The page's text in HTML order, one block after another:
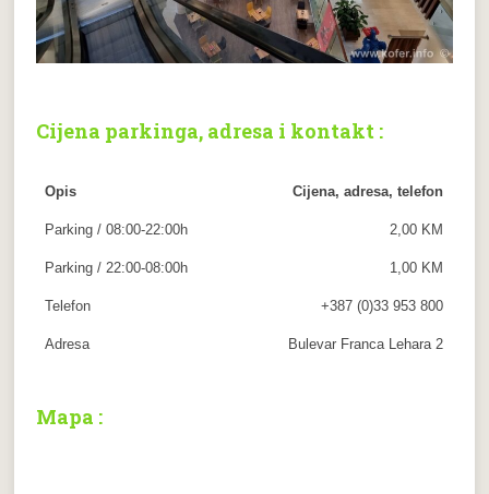
Cijena parkinga, adresa i kontakt :
Opis Cijena, adresa, telefon
Parking / 08:00-22:00h 2,00 KM
Parking / 22:00-08:00h 1,00 KM
Telefon +387 (0)33 953 800
Adresa Bulevar Franca Lehara 2
Mapa :